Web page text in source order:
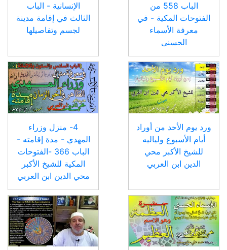
الباب 558 من
الفتوحات المكية - في
معرفة الأسماء
الحسنى
الإنسانية - الباب
الثالث في إقامة مدينة
لجسم وتفاصيلها
ورد يوم الأحد من أوراد
أيام الأسبوع ولياليه
للشيخ الأكبر محي
الدين ابن العربي
4- منزل وزراء
المهدي - مدة إقامته -
الباب 366 -الفتوحات
المكية للشيخ الأكبر
محي الدين ابن العربي